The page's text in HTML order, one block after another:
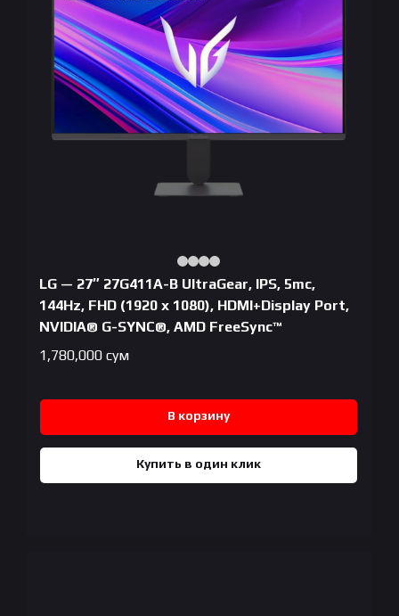
LG — 27″ 27G411A-B UltraGear, IPS, 5mc,
144Hz, FHD (1920 x 1080), HDMI+Display Port,
NVIDIA® G-SYNC®, AMD FreeSync™
1,780,000 сум
В корзину
Купить в один клик